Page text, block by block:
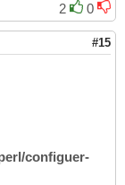
2 0
#15
configuer-